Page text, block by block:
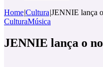
Home|Cultura|JENNIE lança
CulturaMúsica
JENNIE lança o